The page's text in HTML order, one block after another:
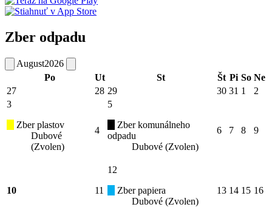
Zber odpadu
August2026
Po
Ut St Št Pi So Ne
27
28 29 30 31 1
2
3
Zber plastov
Dubové
(Zvolen)
4
5
Zber komunálneho
odpadu
Dubové (Zvolen)
6 7 8 9
10 11
12
Zber papiera
Dubové (Zvolen)
13 14 15 16